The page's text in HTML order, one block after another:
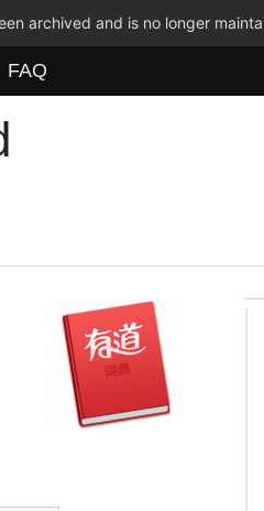
archived and is no longer
FAQ